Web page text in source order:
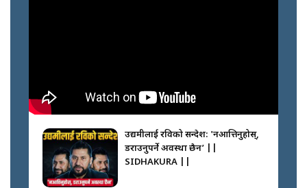
गोली ठोकेर पक्राउ गरिएको कर्मा ग्याङको
अपराध श्रृङ्खला || SIDHAKURA ||
उद्यमीलाई रविको सन्देश: 'नआत्तिनुहोस्,
डराउनुपर्ने अवस्था छैन’ ||
SIDHAKURA ||